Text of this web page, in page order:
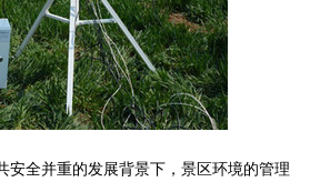
安全并重的发展背景下，景区环境的管理